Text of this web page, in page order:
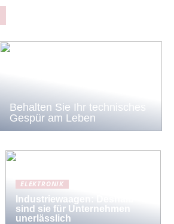
Behalten Sie Ihr technisches
Gespür am Leben
ELEKTRONIK
Industriewaagen: Deshalb
sind sie für Unternehmen
unerlässlich